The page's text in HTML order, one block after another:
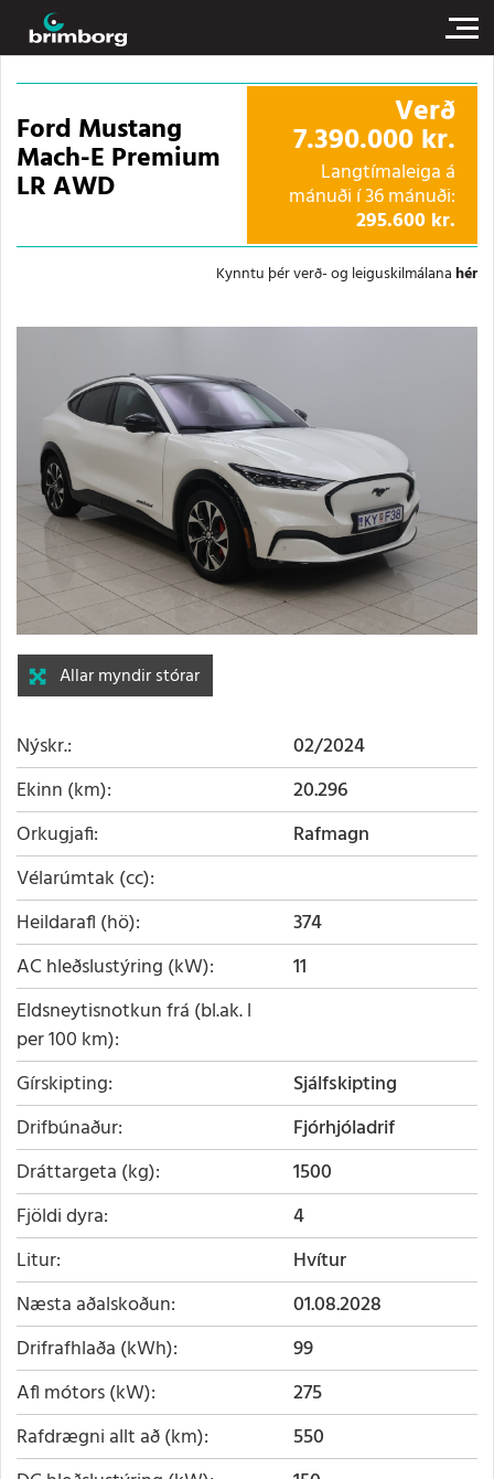
Ford Mustang
Mach-E Premium
LR AWD
Verð
7.390.000 kr.
Langtímaleiga á
mánuði í 36 mánuði:
295.600 kr.
Kynntu þér verð- og leiguskilmálanahér
Allar myndir stórar
Nýskr.
02/2024
Ekinn (km)
20.296
Orkugjafi
Rafmagn
Vélarúmtak (cc)
Heildarafl (hö)
374
AC hleðslustýring (kW)
11
Eldsneytisnotkun frá (bl.ak. l
per 100 km)
Gírskipting
Sjálfskipting
Drifbúnaður
Fjórhjóladrif
Dráttargeta (kg)
1500
Fjöldi dyra
4
Litur
Hvítur
Næsta aðalskoðun
01.08.2028
Drifrafhlaða (kWh)
99
Afl mótors (kW)
275
Rafdrægni allt að (km)
550